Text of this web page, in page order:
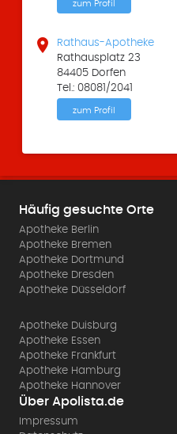
zum Profil

Rathaus-Apotheke
Rathausplatz 23
84405 Dorfen
Tel.: 08081/2041
zum Profil
Häufig gesuchte Orte
Apotheke Berlin
Apotheke Bremen
Apotheke Dortmund
Apotheke Dresden
Apotheke Düsseldorf
Apotheke Duisburg
Apotheke Essen
Apotheke Frankfurt
Apotheke Hamburg
Apotheke Hannover
Über Apolista.de
Impressum